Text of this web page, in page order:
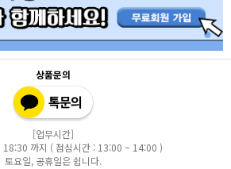
상품문의
[업무시간]
까지 ( 점심시간 : 13:00 ~ 14:00 )
토요일, 공휴일은 쉽니다.